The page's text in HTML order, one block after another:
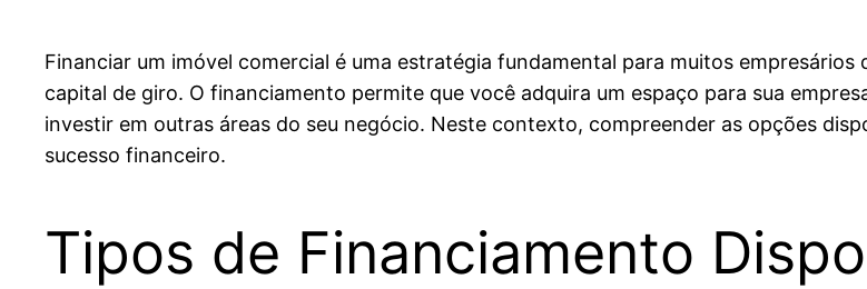
Financiar um imóvel comercial é uma estratégia fundamental para muitos
capital de giro. O financiamento permite que você adquira um espaço para sua
investir em outras áreas do seu negócio. Neste contexto, compreender as opções
sucesso financeiro.
Tipos de Financiamento